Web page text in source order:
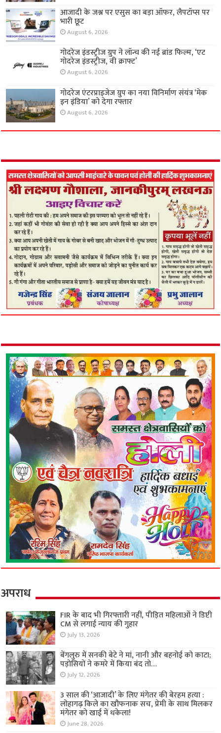
आजादी के जश्न पर एसुस का बड़ा ऑफर, लैपटॉप्स पर
भारी छूट
August 6, 2026
गोदरेज इंडस्ट्रीज ग्रुप ने लॉन्च की नई ब्रांड फिल्म, ‘एट
गोदरेज इंडस्ट्रीज, वी क्राफ्ट’
August 6, 2026
गोदरेज एंटरप्राइजेज ग्रुप का नया विनिर्माण संयंत्र ‘मेक
इन इंडिया’ को देगा रफ्तार
August 6, 2026
अपराध
FIR के बाद भी गिरफ्तारी नहीं, पीड़ित महिलाओं ने डिप्टी
CM से लगाई न्याय की गुहार
July 13, 2026
बेंगलुरु में सनकी बेटे ने मां, नानी और बहनोई को काटा;
पड़ोसियों ने कमरे में किया बंद तो…
July 12, 2026
3 साल की ‘आजादी’ के लिए मंगेतर की बेरहम हत्या :
लोहागढ़ किले का खौफनाक सच, प्रेमी के साथ मिलकर
मंगेतर को खाई में धकेला!
June 28, 2026